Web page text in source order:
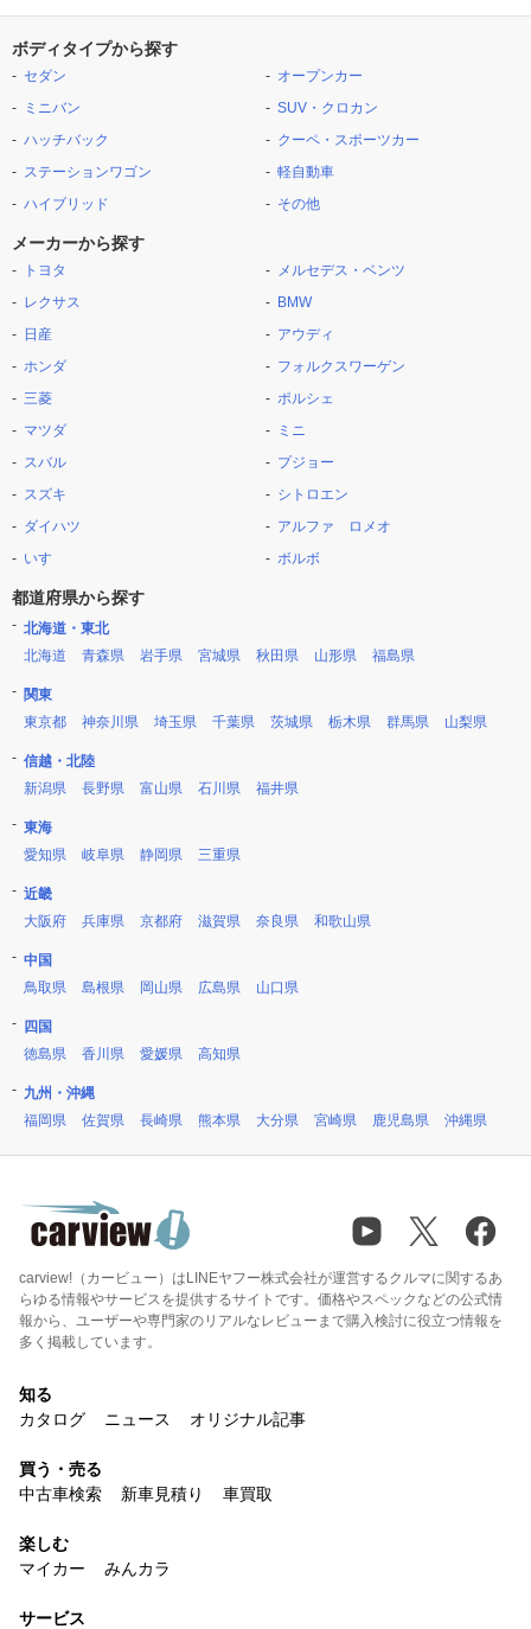
ボディタイプから探す
セダン
ミニバン
ハッチバック
ステーションワゴン
ハイブリッド
オープンカー
SUV・クロカン
クーペ・スポーツカー
軽自動車
その他
メーカーから探す
トヨタ
レクサス
日産
ホンダ
三菱
マツダ
スバル
スズキ
ダイハツ
いすゞ
メルセデス・ベンツ
BMW
アウディ
フォルクスワーゲン
ポルシェ
ミニ
プジョー
シトロエン
アルファ ロメオ
ボルボ
都道府県から探す
北海道・東北
北海道
青森県 岩手県 宮城県 秋田県 山形県 福島県
関東
東京都
神奈川県 埼玉県 千葉県 茨城県 栃木県 群馬県 山梨県
信越・北陸
新潟県
長野県 富山県 石川県 福井県
東海
愛知県
岐阜県 静岡県 三重県
近畿
大阪府
兵庫県 京都府 滋賀県 奈良県 和歌山県
中国
鳥取県
島根県 岡山県 広島県 山口県
四国
徳島県
香川県 愛媛県 高知県
九州・沖縄
福岡県
佐賀県 長崎県 熊本県 大分県 宮崎県 鹿児島県 沖縄県
carview!（カービュー）はLINEヤフー株式会社が運営するクルマに関するあ
らゆる情報やサービスを提供するサイトです。価格やスペックなどの公式情
報から、ユーザーや専門家のリアルなレビューまで購入検討に役立つ情報を
多く掲載しています。
知る
カタログ
ニュース オリジナル記事
買う・売る
中古車検索
新車見積り 車買取
楽しむ
マイカー
みんカラ
サービス